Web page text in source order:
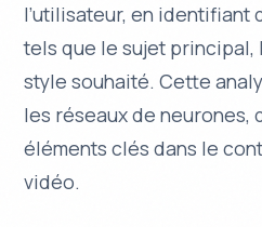
l’utilisateur, en identifiant
tels que le sujet principal,
style souhaité. Cette
les réseaux de neurones,
éléments clés dans le
vidéo.